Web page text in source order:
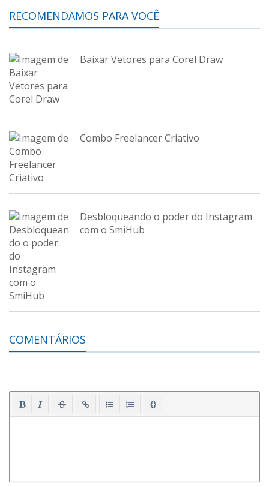
RECOMENDAMOS PARA VOCÊ
Baixar Vetores para Corel Draw
Combo Freelancer Criativo
Desbloqueando o poder do Instagram
com o SmiHub
COMENTÁRIOS
{}